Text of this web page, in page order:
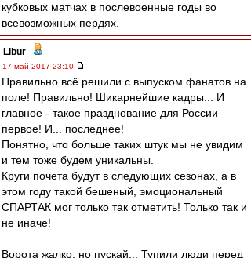
кубковых матчах в послевоенные годы во
всевозможных пердях.
Libur -
17 май 2017 23:10
Правильно всё решили с выпуском фанатов на
поле! Правильно! Шикарнейшие кадры... И
главное - такое празднование для России
первое! И... последнее!
Понятно, что больше таких штук мы не увидим
и тем тоже будем уникальны.
Круги почета будут в следующих сезонах, а в
этом году такой бешеный, эмоциональный
СПАРТАК мог только так отметить! Только так и
не иначе!
Ворота жалко, но пускай... Тупили люди перед